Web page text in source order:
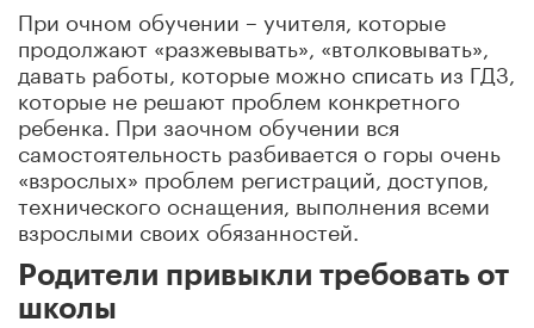
При очном обучении – учителя, которые
продолжают «разжевывать», «втолковывать»,
давать работы, которые можно списать из ГДЗ,
которые не решают проблем конкретного
ребенка. При заочном обучении вся
самостоятельность разбивается о горы очень
«взрослых» проблем регистраций, доступов,
технического оснащения, выполнения всеми
взрослыми своих обязанностей.
Родители привыкли требовать от
школы